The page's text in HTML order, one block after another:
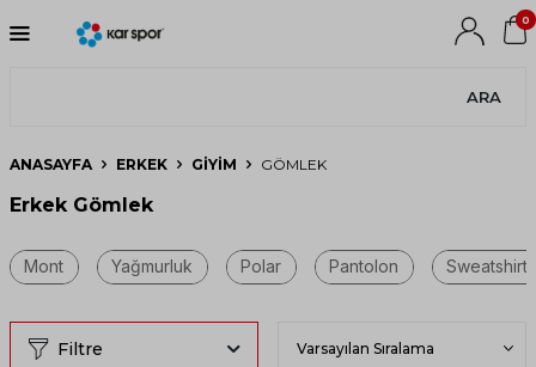
ARA
0
ANASAYFA ERKEK GIYIM GÖMLEK
Erkek Gömlek
Filtre